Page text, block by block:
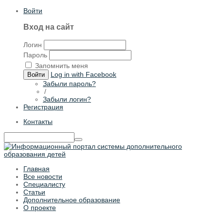
Войти
Вход на сайт
Логин
Пароль
Запомнить меня
Войти
Log in with Facebook
Забыли пароль?
/
Забыли логин?
Регистрация
Контакты
Главная
Все новости
Специалисту
Статьи
Дополнительное образование
О проекте